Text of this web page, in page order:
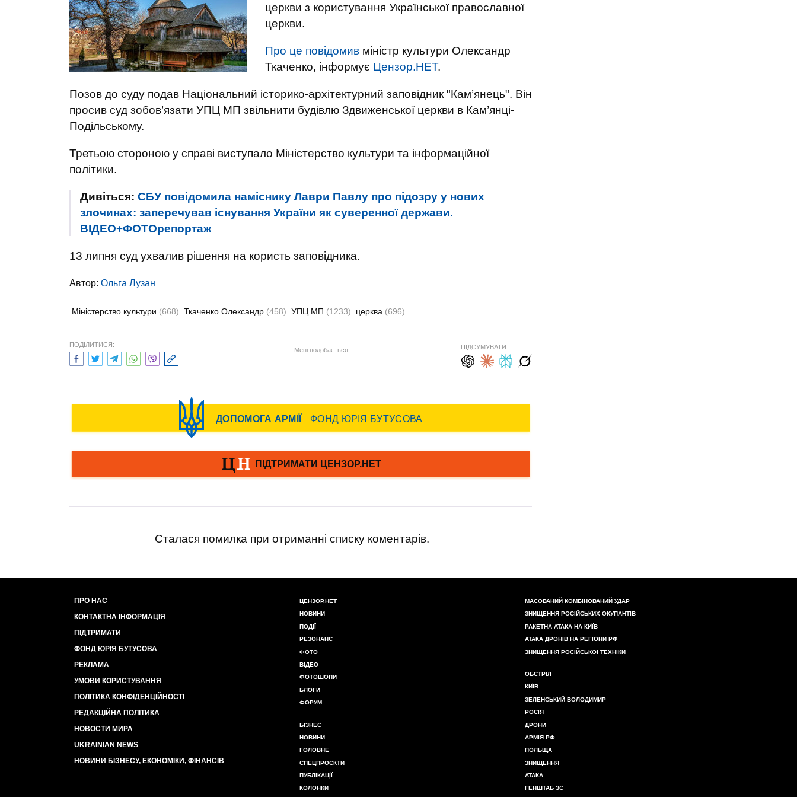
церкви з користування Української православної
церкви.
Про це повідомив міністр культури Олександр
Ткаченко, інформує Цензор.НЕТ.
Позов до суду подав Національний історико-архітектурний заповідник "Кам’янець". Він
просив суд зобов’язати УПЦ МП звільнити будівлю Здвиженської церкви в Кам’янці-
Подільському.
Третьою стороною у справі виступало Міністерство культури та інформаційної
політики.
Дивіться: СБУ повідомила наміснику Лаври Павлу про підозру у нових
злочинах: заперечував існування України як суверенної держави.
ВІДЕО+ФОТОрепортаж
13 липня суд ухвалив рішення на користь заповідника.
Автор: Ольга Лузан
Міністерство культури (668) Ткаченко Олександр (458) УПЦ МП (1233) церква (696)
ПОДІЛИТИСЯ:
Мені подобається ПІДСУМУВАТИ:
Сталася помилка при отриманні списку коментарів.
ПРО НАС
КОНТАКТНА ІНФОРМАЦІЯ
ПІДТРИМАТИ
ФОНД ЮРІЯ БУТУСОВА
РЕКЛАМА
УМОВИ КОРИСТУВАННЯ
ПОЛІТИКА КОНФІДЕНЦІЙНОСТІ
РЕДАКЦІЙНА ПОЛІТИКА
НОВОСТИ МИРА
UKRAINIAN NEWS
НОВИНИ БІЗНЕСУ, ЕКОНОМІКИ, ФІНАНСІВ
ЦЕНЗОР.НЕТ
НОВИНИ
ПОДІЇ
РЕЗОНАНС
ФОТО
ВІДЕО
ФОТОШОПИ
БЛОГИ
ФОРУМ
БІЗНЕС
НОВИНИ
ГОЛОВНЕ
СПЕЦПРОЄКТИ
ПУБЛІКАЦІЇ
КОЛОНКИ
МАСОВАНИЙ КОМБІНОВАНИЙ УДАР
ЗНИЩЕННЯ РОСІЙСЬКИХ ОКУПАНТІВ
РАКЕТНА АТАКА НА КИЇВ
АТАКА ДРОНІВ НА РЕГІОНИ РФ
ЗНИЩЕННЯ РОСІЙСЬКОЇ ТЕХНІКИ
ОБСТРІЛ
КИЇВ
ЗЕЛЕНСЬКИЙ ВОЛОДИМИР
РОСІЯ
ДРОНИ
АРМІЯ РФ
ПОЛЬЩА
ЗНИЩЕННЯ
АТАКА
ГЕНШТАБ ЗС